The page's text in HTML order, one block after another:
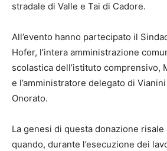
stradale di Valle e Tai di Cadore.
All’evento hanno partecipato il
Hofer, l’intera amministrazione
scolastica dell’istituto comprensivo,
e l’amministratore delegato di
Onorato.
La genesi di questa donazione risale
quando, durante l’esecuzione dei